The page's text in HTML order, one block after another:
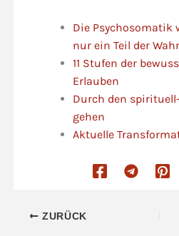
Die Psychosomatik
nur ein Teil der
11 Stufen der
Erlauben
Durch den
gehen
Aktuelle
ZURÜCK